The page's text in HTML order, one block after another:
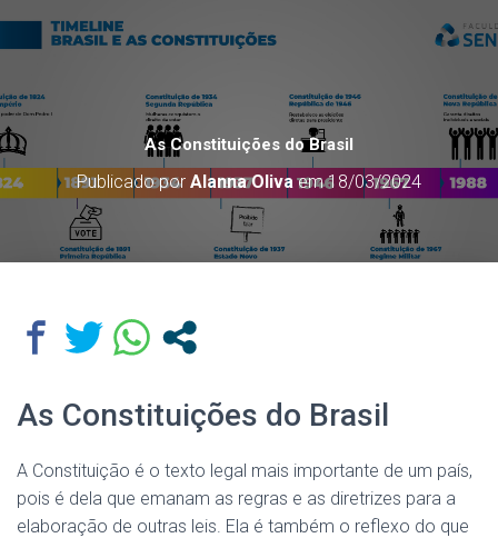
As Constituições do Brasil
Publicado por Alanna Olivaem18/03/2024
As Constituições do Brasil
A Constituição é o texto legal mais importante de um país,
pois é dela que emanam as regras e as diretrizes para a
elaboração de outras leis. Ela é também o reflexo do que